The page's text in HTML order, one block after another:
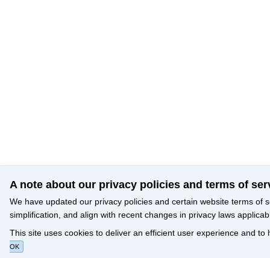
A note about our privacy policies and terms of
We have updated our privacy policies and certain website terms of
simplification, and align with recent changes in privacy laws
This site uses cookies to deliver an efficient user experience and
OK